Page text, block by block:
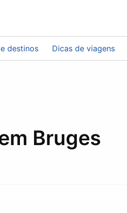
destinos Dicas de viagens
Bruges